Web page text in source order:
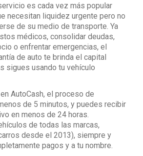
es cada vez más popular
necesitan liquidez urgente pero no
de su medio de transporte. Ya
médicos, consolidar deudas,
o enfrentar emergencias, el
de auto te brinda el capital
sigues usando tu vehículo
AutoCash, el proceso de
de 5 minutos, y puedes recibir
en menos de 24 horas.
de todas las marcas,
desde el 2013), siempre y
pagos y a tu nombre.